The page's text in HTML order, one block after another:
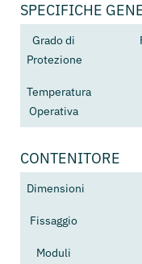
SPECIFICHE
Grado di
Protezione
Temperatura
Operativa
CONTENITORE
Dimensioni
Fissaggio
Moduli